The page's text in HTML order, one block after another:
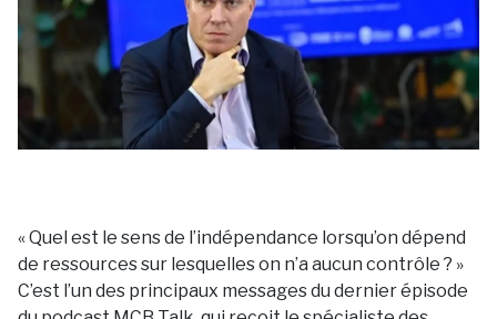
« Quel est le sens de l’indépendance lorsqu’on dépend
de ressources sur lesquelles on n’a aucun contrôle ? »
C’est l’un des principaux messages du dernier épisode